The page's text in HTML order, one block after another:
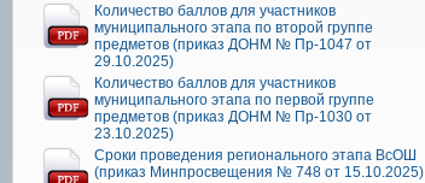
Количество баллов для участников
муниципального этапа по второй группе
предметов (приказ ДОНМ № Пр-1047 от
29.10.2025)
Количество баллов для участников
муниципального этапа по первой группе
предметов (приказ ДОНМ № Пр-1030 от
23.10.2025)
Сроки проведения регионального этапа ВсОШ
(приказ Минпросвещения № 748 от 15.10.2025)